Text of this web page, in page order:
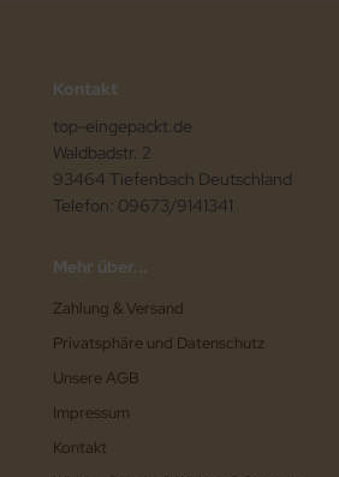
Kontakt
top-eingepackt.de
Waldbadstr. 2
93464 Tiefenbach Deutschland
Telefon: 09673/9141341
Mehr über...
Zahlung & Versand
Privatsphäre und Datenschutz
Unsere AGB
Impressum
Kontakt